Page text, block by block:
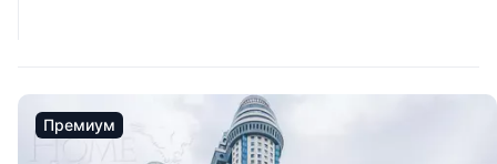
Премиум